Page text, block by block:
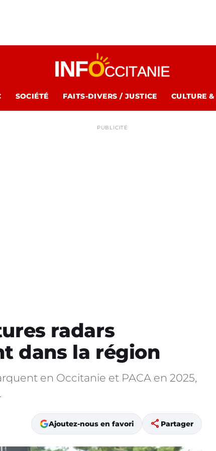
SOCIÉTÉ FAITS-DIVERS / JUSTICE CULTURE
PUBLICITÉ
radars
dans la région
en Occitanie et PACA en 2025,
Ajoutez-nous en favori share Partager